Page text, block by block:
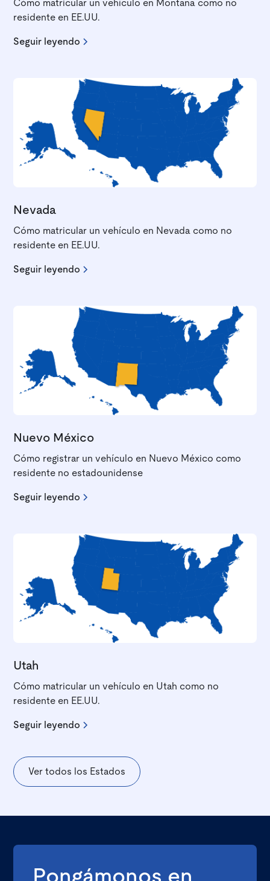
Cómo matricular un vehículo en Montana como no
residente en EE.UU.
Seguir leyendo
Nevada
Cómo matricular un vehículo en Nevada como no
residente en EE.UU.
Seguir leyendo
Nuevo México
Cómo registrar un vehículo en Nuevo México como
residente no estadounidense
Seguir leyendo
Utah
Cómo matricular un vehículo en Utah como no
residente en EE.UU.
Seguir leyendo
Ver todos los Estados